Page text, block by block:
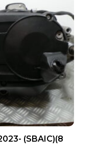
(SBAIC)(8